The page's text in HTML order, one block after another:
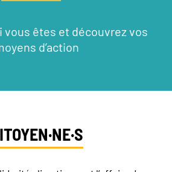
vous êtes et découvrez vos
d’action